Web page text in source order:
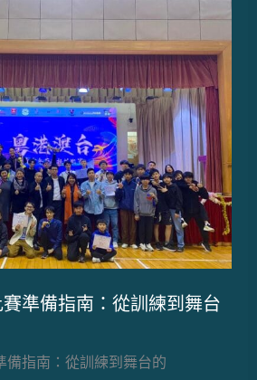
準備指南：從訓練到舞台
備指南：從訓練到舞台的